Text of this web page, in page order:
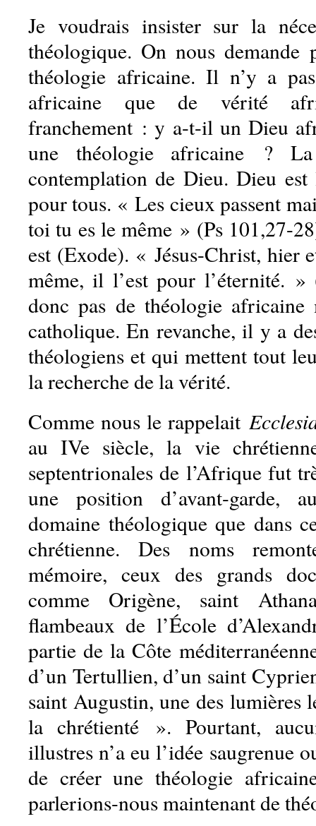
Je voudrais insister sur la
théologique. On nous
théologie africaine. Il n’y a
africaine que de vérité
franchement : y a-t-il un Dieu
une théologie africaine ?
contemplation de Dieu. Dieu
pour tous. « Les cieux passent
toi tu es le même » (Ps 101,27-
est (Exode). « Jésus-Christ, hier
même, il l’est pour l’éternité.
donc pas de théologie africaine
catholique. En revanche, il y a
théologiens et qui mettent tout
la recherche de la vérité.
Comme nous le rappelait
au IVe siècle, la vie
septentrionales de l’Afrique fut
une position d’avant-garde,
domaine théologique que dans
chrétienne. Des noms
mémoire, ceux des grands
comme Origène, saint
flambeaux de l’École
partie de la Côte
d’un Tertullien, d’un saint
saint Augustin, une des lumières
la chrétienté ». Pourtant,
illustres n’a eu l’idée saugrenue
de créer une théologie
parlerions-nous maintenant de